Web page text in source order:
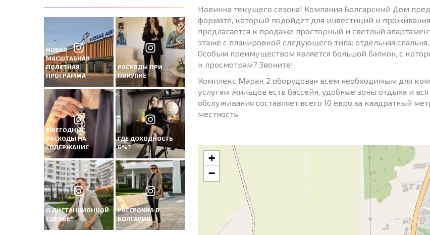
НОВАЯ
МАСШТАБНАЯ
ПОЛЕТНАЯ
ПРОГРАММА
РАСХОДЫ ПРИ
ПОКУПКЕ
ЕЖЕГОДНЫЕ
РАСХОДЫ НА
СОДЕРЖАНИЕ
ГДЕ ДОХОДНОСТЬ
6%?
О ДИСТАНЦИОННОЙ
СДЕЛКЕ
РАССРОЧКА В
БОЛГАРИИ
Новинка текущего сезона! Компания Болгарский Дом
формате, который подойдет для инвестиций и
предлагается к продаже просторный и светлый
этаже с планировкой следующего типа: отдельная
Особым преимуществом является большой балкон, с
к просмотрам? Звоните!
Комплекс Марак 2 оборудован всем необходимым для
услугам жильцов есть бассейн, удобные зоны отдыха и
обслуживания составляет всего 10 евро за квадратный
местность.
+
−